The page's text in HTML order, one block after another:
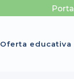
Oferta educativa